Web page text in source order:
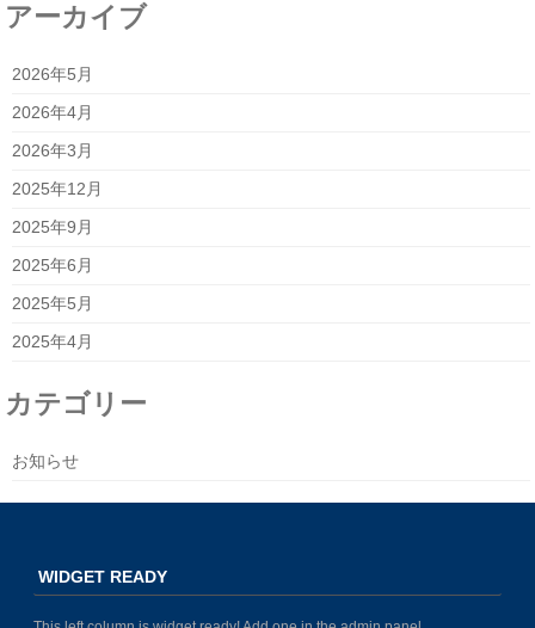
アーカイブ
2026年5月
2026年4月
2026年3月
2025年12月
2025年9月
2025年6月
2025年5月
2025年4月
カテゴリー
お知らせ
WIDGET READY